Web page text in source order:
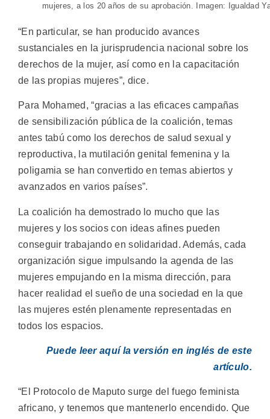
mujeres, a los 20 años de su aprobación. Imagen: Igualdad
“En particular, se han producido avances
sustanciales en la jurisprudencia nacional sobre los
derechos de la mujer, así como en la capacitación
de las propias mujeres”, dice.
Para Mohamed, “gracias a las eficaces campañas
de sensibilización pública de la coalición, temas
antes tabú como los derechos de salud sexual y
reproductiva, la mutilación genital femenina y la
poligamia se han convertido en temas abiertos y
avanzados en varios países”.
La coalición ha demostrado lo mucho que las
mujeres y los socios con ideas afines pueden
conseguir trabajando en solidaridad. Además, cada
organización sigue impulsando la agenda de las
mujeres empujando en la misma dirección, para
hacer realidad el sueño de una sociedad en la que
las mujeres estén plenamente representadas en
todos los espacios.
Puede leer aquí la versión en inglés de este
artículo.
“El Protocolo de Maputo surge del fuego feminista
africano, y tenemos que mantenerlo encendido. Que